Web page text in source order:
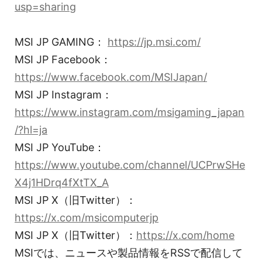
usp=sharing
MSI JP GAMING： https://jp.msi.com/
MSI JP Facebook：
https://www.facebook.com/MSIJapan/
MSI JP Instagram：
https://www.instagram.com/msigaming_japan
/?hl=ja
MSI JP YouTube：
https://www.youtube.com/channel/UCPrwSHe
X4j1HDrq4fXtTX_A
MSI JP X（旧Twitter）：
https://x.com/msicomputerjp
MSI JP X（旧Twitter）： https://x.com/home
MSIでは、ニュースや製品情報をRSSで配信して